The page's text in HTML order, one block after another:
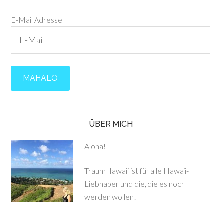
E-Mail Adresse
ÜBER MICH
Aloha!
TraumHawaii ist für alle Hawaii-
Liebhaber und die, die es noch
werden wollen!